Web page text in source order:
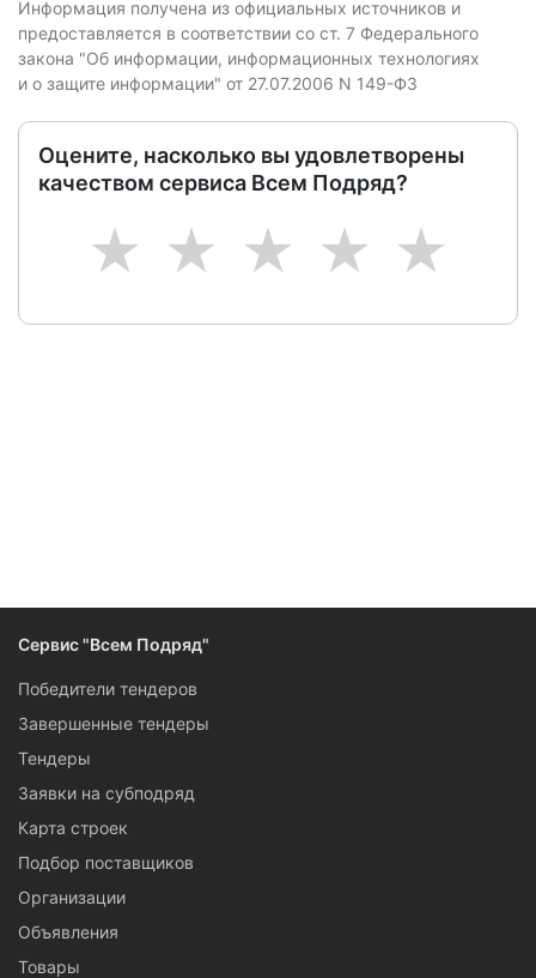
Информация получена из официальных источников и
предоставляется в соответствии со ст. 7 Федерального
закона "Об информации, информационных технологиях
и о защите информации" от 27.07.2006 N 149-ФЗ
Оцените, насколько вы удовлетворены
качеством сервиса Всем Подряд?
5
4
3
2
1
Сервис "Всем Подряд"
Победители тендеров
Завершенные тендеры
Тендеры
Заявки на субподряд
Карта строек
Подбор поставщиков
Организации
Объявления
Товары